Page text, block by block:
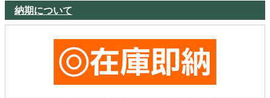
納期について